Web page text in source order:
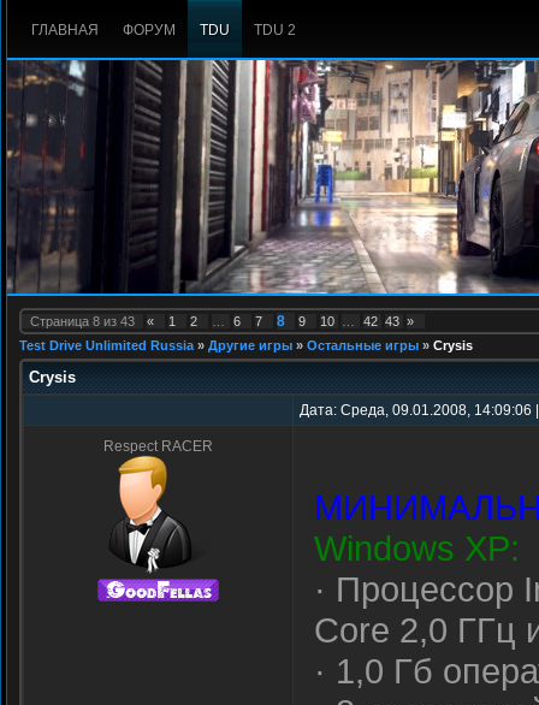
ГЛАВНАЯ ФОРУМ TDU TDU 2
Страница 8 из 43 « 1 2 6 7 8 9 10 42 43 »
Test Drive Unlimited Russia » Другие игры » Остальные игры » Crysis
Crysis
Дата: Среда, 09.01.2008,
Respect RACER
Windows XP:
· Процессор
Core 2,0 ГГц
· 1,0 Гб